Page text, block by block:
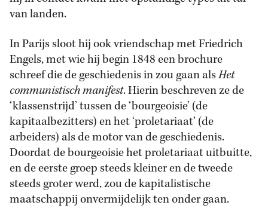
van landen.
In Parijs sloot hij ook vriendschap met Friedrich
Engels, met wie hij begin 1848 een brochure
schreef die de geschiedenis in zou gaan alsHet
communistisch manifest. Hierin beschreven ze de
‘klassenstrijd’ tussen de ‘bourgeoisie’ (de
kapitaalbezitters) en het ‘proletariaat’ (de
arbeiders) als de motor van de geschiedenis.
Doordat de bourgeoisie het proletariaat uitbuitte,
en de eerste groep steeds kleiner en de tweede
steeds groter werd, zou de kapitalistische
maatschappij onvermijdelijk ten onder gaan.